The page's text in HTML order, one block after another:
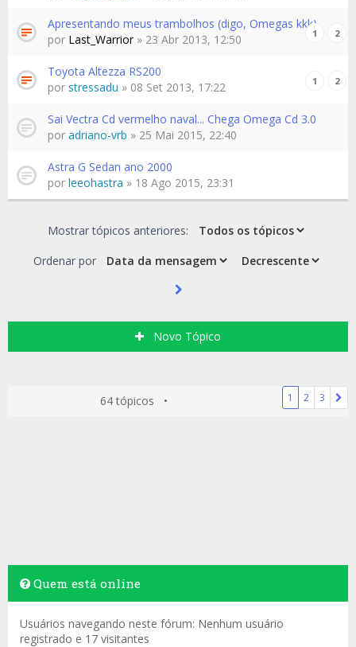
Apresentando meus trambolhos (digo, Omegas kkk)
1 2
por Last_Warrior» 23 Abr 2013, 12:50
Toyota Altezza RS200
1 2
por stressadu » 08 Set 2013, 17:22
Sai Vectra Cd vermelho naval... Chega Omega Cd 3.0
por adriano-vrb » 25 Mai 2015, 22:40
Astra G Sedan ano 2000
por leeohastra » 18 Ago 2015, 23:31
Mostrar tópicos anteriores:
Ordenar por
Novo Tópico
64 tópicos • 1 2 3
Quem está online
Usuários navegando neste fórum: Nenhum usuário
registrado e 17 visitantes